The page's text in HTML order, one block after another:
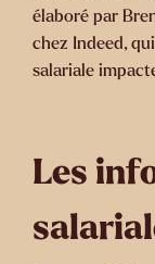
élaboré par
chez Indeed,
salariale
Les